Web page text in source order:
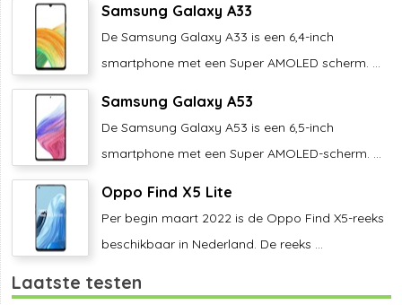
Samsung Galaxy A33
De Samsung Galaxy A33 is een 6,4-inch
smartphone met een Super AMOLED scherm. ...
Samsung Galaxy A53
De Samsung Galaxy A53 is een 6,5-inch
smartphone met een Super AMOLED-scherm. ...
Oppo Find X5 Lite
Per begin maart 2022 is de Oppo Find X5-reeks
beschikbaar in Nederland. De reeks ...
Laatste testen